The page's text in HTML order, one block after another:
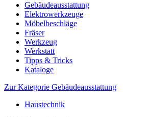
Gebäudeausstattung
Elektrowerkzeuge
Möbelbeschläge
Fräser
Werkzeug
Werkstatt
Tipps & Tricks
Kataloge
Zur Kategorie Gebäudeausstattung
Haustechnik